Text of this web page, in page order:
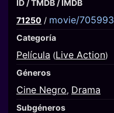
ID / TMDB / IMDB
71250 / movie/705993
Categoría
Película (Live Action)
Géneros
Cine Negro, Drama
Subgéneros